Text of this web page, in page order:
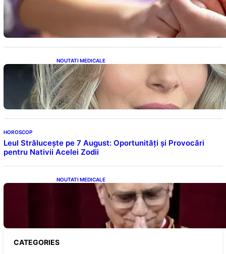
analiză detaliată a tendințelor globale
NOUTATI MEDICALE
Laura Cosoi și Povestea Maternității: O
Călătorie Plină de Dragoste și Provocări
HOROSCOP
Leul Strălucește pe 7 August: Oportunități și Provocări
pentru Nativii Acelei Zodii
NOUTATI MEDICALE
Descoperiri Revoluționare: Originile Papei
Leon al XIV-lea și Legăturile Sale Cu Cuba
CATEGORIES